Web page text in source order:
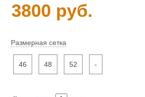
3800 руб.
Размерная сетка
46 48 52 -